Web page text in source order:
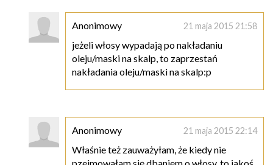
Anonimowy 21 maja 2015 21:58
jeżeli włosy wypadają po nakładaniu
oleju/maski na skalp, to zaprzestań
nakładania oleju/maski na skalp:p
Anonimowy 21 maja 2015 22:14
Właśnie też zauważyłam, że kiedy nie